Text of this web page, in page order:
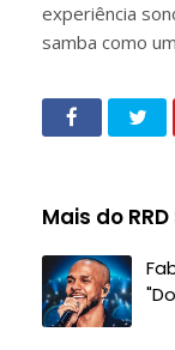
experiência
samba como
Mais do